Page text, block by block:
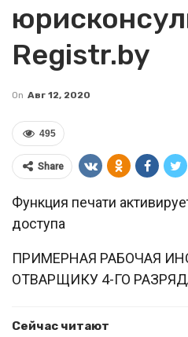
Registr.by
On Авг 12, 2020
495
Share
Функция печати
доступа
ПРИМЕРНАЯ РАБОЧАЯ
ОТВАРЩИКУ 4-ГО
Сейчас читают